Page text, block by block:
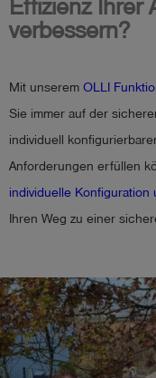
Effizienz Ihrer
verbessern?
Mit unserem OLLI
Sie immer auf der
individuell
Anforderungen erfüllen
individuelle Konfiguration
Ihren Weg zu einer